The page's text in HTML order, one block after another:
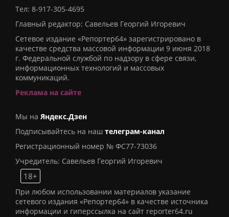
Тел: 8-917-305-4695
Главный редактор: Савельев Георгий Игоревич
Сетевое издание «Репортер64» зарегистрировано в
качестве средства массовой информации 9 июня 2018
г. Федеральной службой по надзору в сфере связи,
информационных технологий и массовых
коммуникаций.
Реклама на сайте
Мы на Яндекс.Дзен
Подписывайтесь на наш телеграм-канал
Регистрационный номер № ФС77-73036
Учредитель: Савельев Георгий Игоревич
18+
При любом использовании материалов указание
сетевого издания «Репортер64» в качестве источника
информации и гиперссылка на сайт reporter64.ru